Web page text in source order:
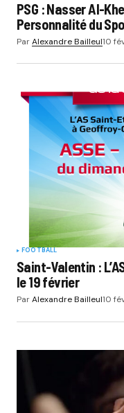
PSG : Nasser Al-
Personnalité du
ParAlexandre Bailleul10
FOOTBALL
Saint-Valentin :
le 19 février
ParAlexandre Bailleul10